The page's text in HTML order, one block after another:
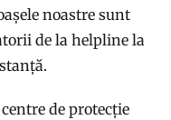
noastre sunt
de la helpline la
de protecție